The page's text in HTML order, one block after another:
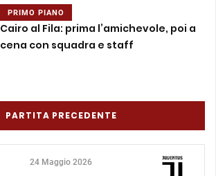
PRIMO PIANO
Cairo al Fila: prima l’amichevole, poi a
cena con squadra e staff
PARTITA PRECEDENTE
24 Maggio 2026